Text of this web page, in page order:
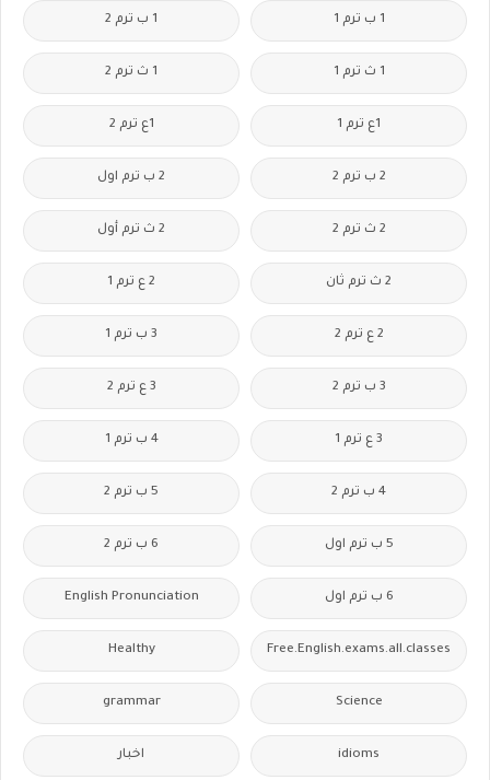
1 ب ترم 1 1 ب ترم 2
1 ث ترم 1 1 ث ترم 2
1ع ترم 1 1ع ترم 2
2 ب ترم 2 2 ب ترم اول
2 ث ترم 2 2 ث ترم أول
2 ث ترم ثان 2 ع ترم 1
2 ع ترم 2 3 ب ترم 1
3 ب ترم 2 3 ع ترم 2
3 ع ترم 1 4 ب ترم 1
4 ب ترم 2 5 ب ترم 2
5 ب ترم اول 6 ب ترم 2
6 ب ترم اول English Pronunciation
Free.English.exams.all.classes
Healthy
Science
grammar
idioms اخبار